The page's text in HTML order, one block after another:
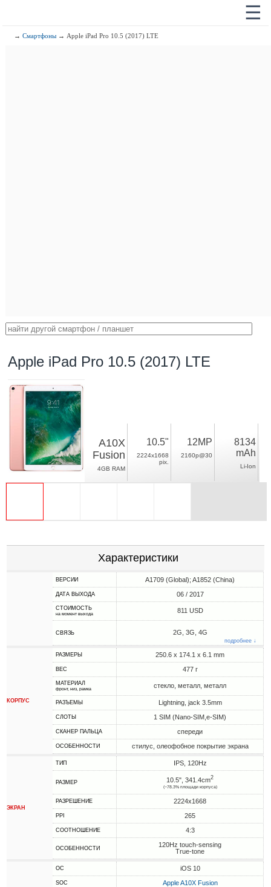
☰
→Смартфоны → Apple iPad Pro 10.5 (2017) LTE
Apple iPad Pro 10.5 (2017) LTE
A10X
Fusion
4GB RAM
10.5"
2224x1668
pix.
12MP
2160p@30
8134
mAh
Li-Ion
Характеристики
ВЕРСИИ A1709 (Global); A1852 (China)
ДАТА ВЫХОДА 06 / 2017
СТОИМОСТЬ
на момент выхода 811 USD
СВЯЗЬ 2G, 3G, 4G
подробнее ↓
КОРПУС
РАЗМЕРЫ 250.6 x 174.1 x 6.1 mm
ВЕС 477 г
МАТЕРИАЛ
фронт, низ, рамка стекло, металл, металл
РАЗЪЕМЫ Lightning, jack 3.5mm
СЛОТЫ 1 SIM (Nano-SIM,e-SIM)
СКАНЕР ПАЛЬЦА спереди
ОСОБЕННОСТИ стилус, олеофобное покрытие экрана
ЭКРАН
ТИП IPS, 120Hz
РАЗМЕР 10.5", 341.4cm2
(~78.3% площади корпуса)
РАЗРЕШЕНИЕ 2224x1668
PPI 265
СООТНОШЕНИЕ 4:3
ОСОБЕННОСТИ
120Hz touch-sensing
True-tone
ОС iOS 10
SOC Apple A10X Fusion